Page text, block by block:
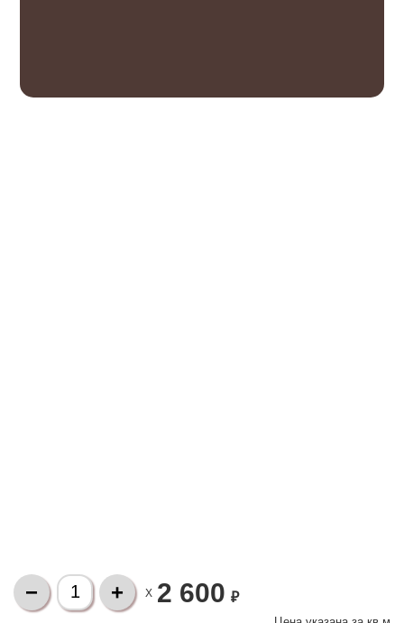
X 2 600 ₽